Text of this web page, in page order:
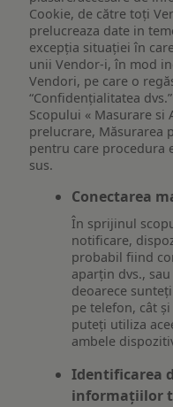
Cookie, de către toți
prelucreaza date in
excepția situației în
unii Vendor-i, în mod
Vendori, pe care o
“Confidențialitatea
Scopului « Masurare si
prelucrare, Măsurarea
pentru care procedura
sus.
Conectarea
În sprijinul
notificare,
probabil fiind
aparțin dvs.,
deoarece
pe telefon, cât
puteți utiliza
ambele
Identificarea
informațiilor